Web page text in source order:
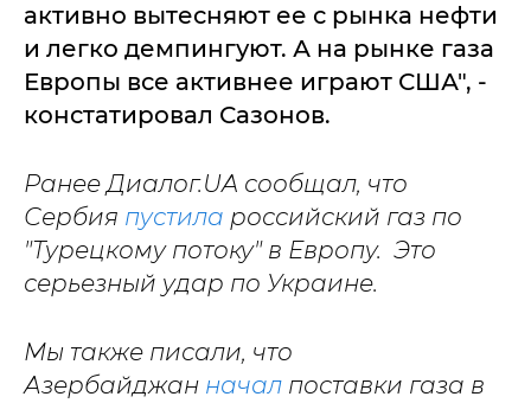
активно вытесняют ее с рынка нефти
и легко демпингуют. А на рынке газа
Европы все активнее играют США", -
констатировал Сазонов.
Ранее Диалог.UA сообщал, что
Сербия пустила российский газ по
"Турецкому потоку" в Европу. Это
серьезный удар по Украине.
Мы также писали, что
Азербайджан начал поставки газа в